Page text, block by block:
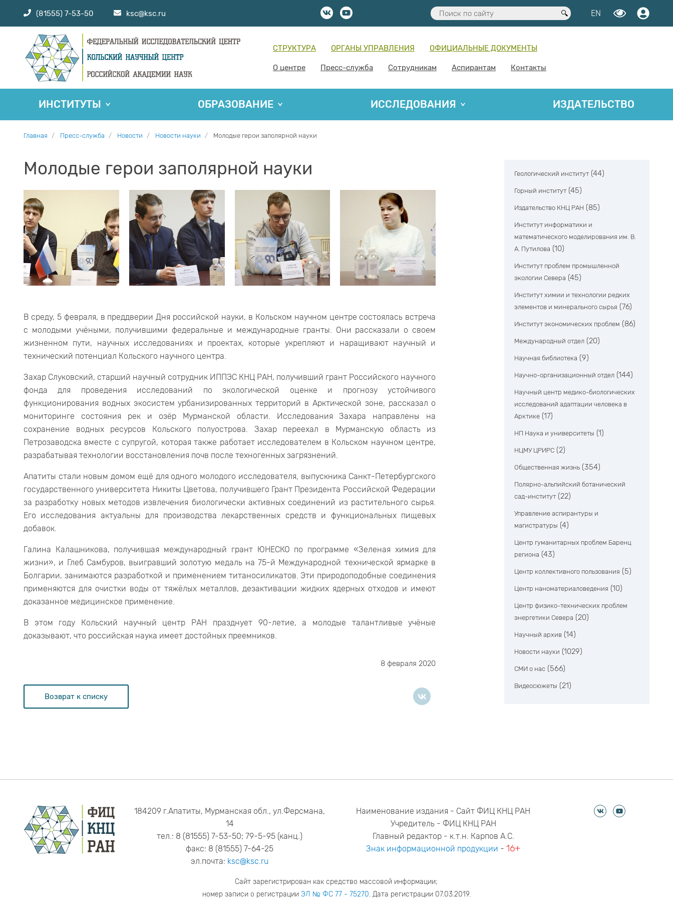
(81555) 7-53-50 ksc@ksc.ru EN
СТРУКТУРА ОРГАНЫ УПРАВЛЕНИЯ ОФИЦИАЛЬНЫЕ ДОКУМЕНТЫ
О центре Пресс-служба Сотрудникам Аспирантам Контакты
ИНСТИТУТЫ ОБРАЗОВАНИЕ ИССЛЕДОВАНИЯ ИЗДАТЕЛЬСТВО
Главная Пресс-служба Новости Новости науки Молодые герои заполярной науки
Молодые герои заполярной науки
В среду, 5 февраля, в преддверии Дня российской науки, в Кольском научном центре состоялась встреча
с молодыми учёными, получившими федеральные и международные гранты. Они рассказали о своем
жизненном пути, научных исследованиях и проектах, которые укрепляют и наращивают научный и
технический потенциал Кольского научного центра.
Захар Слуковский, старший научный сотрудник ИППЭС КНЦ РАН, получивший грант Российского научного
фонда для проведения исследований по экологической оценке и прогнозу устойчивого
функционирования водных экосистем урбанизированных территорий в Арктической зоне, рассказал о
мониторинге состояния рек и озёр Мурманской области. Исследования Захара направлены на
сохранение водных ресурсов Кольского полуострова. Захар переехал в Мурманскую область из
Петрозаводска вместе с супругой, которая также работает исследователем в Кольском научном центре,
разрабатывая технологии восстановления почв после техногенных загрязнений.
Апатиты стали новым домом ещё для одного молодого исследователя, выпускника Санкт-Петербургского
государственного университета Никиты Цветова, получившего Грант Президента Российской Федерации
за разработку новых методов извлечения биологически активных соединений из растительного сырья.
Его исследования актуальны для производства лекарственных средств и функциональных пищевых
добавок.
Галина Калашникова, получившая международный грант ЮНЕСКО по программе «Зеленая химия для
жизни», и Глеб Самбуров, выигравший золотую медаль на 75-й Международной технической ярмарке в
Болгарии, занимаются разработкой и применением титаносиликатов. Эти природоподобные соединения
применяются для очистки воды от тяжёлых металлов, дезактивации жидких ядерных отходов и имеют
доказанное медицинское применение.
В этом году Кольский научный центр РАН празднует 90-летие, а молодые талантливые учёные
доказывают, что российская наука имеет достойных преемников.
8 февраля 2020
Возврат к списку
Геологический институт (44)
Горный институт (45)
Издательство КНЦ РАН (85)
Институт информатики и
математического моделирования им. В.
А. Путилова (10)
Институт проблем промышленной
экологии Севера (45)
Институт химии и технологии редких
элементов и минерального сырья (76)
Институт экономических проблем (86)
Международный отдел (20)
Научная библиотека (9)
Научно-организационный отдел (144)
Научный центр медико-биологических
исследований адаптации человека в
Арктике (17)
НП Наука и университеты (1)
НЦМУ ЦРИРС (2)
Общественная жизнь (354)
Полярно-альпийский ботанический
сад-институт (22)
Управление аспирантуры и
магистратуры (4)
Центр гуманитарных проблем Баренц
региона (43)
Центр коллективного пользования (5)
Центр наноматериаловедения (10)
Центр физико-технических проблем
энергетики Севера (20)
Научный архив (14)
Новости науки (1029)
СМИ о нас (566)
Видеосюжеты (21)
184209 г.Апатиты, Мурманская обл., ул.Ферсмана,
14
тел.: 8 (81555) 7-53-50; 79-5-95 (канц.)
факс: 8 (81555) 7-64-25
эл.почта: ksc@ksc.ru
Наименование издания - Сайт ФИЦ КНЦ РАН
Учредитель - ФИЦ КНЦ РАН
Главный редактор - к.т.н. Карпов А.С.
Знак информационной продукции -16+
Сайт зарегистрирован как средство массовой информации;
номер записи о регистрации ЭЛ № ФС 77 - 75270. Дата регистрации 07.03.2019.